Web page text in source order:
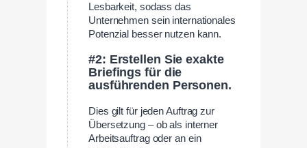
Lesbarkeit, sodass das
Unternehmen sein internationales
Potenzial besser nutzen kann.
#2: Erstellen Sie exakte
Briefings für die
ausführenden Personen.
Dies gilt für jeden Auftrag zur
Übersetzung – ob als interner
Arbeitsauftrag oder an ein